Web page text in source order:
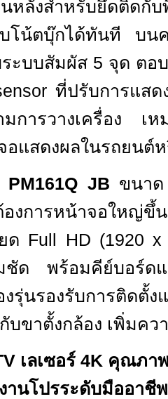
หลังสำหรับยึดติดกั
บโน้ตบุ๊กได้ทันที บน
ระบบสัมผัส 5 จุด ตอ
ที่ปรับการแสด
การวางเครื่อง เห
อแสดงผลในรถยนต์
PM161Q JB ขนาด
องการหน้าจอใหญ่
ด Full HD (1920
ชัด พร้อมคีย์บอร์
งรุ่นรองรับการติดตั้
บขาตั้งกล้อง เพิ่มค
เลเซอร์ 4K คุณภา
านโปรระดับมืออาชีพ